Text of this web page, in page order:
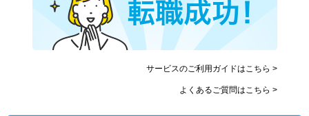
サービスのご利用ガイドはこちら >
よくあるご質問はこちら >